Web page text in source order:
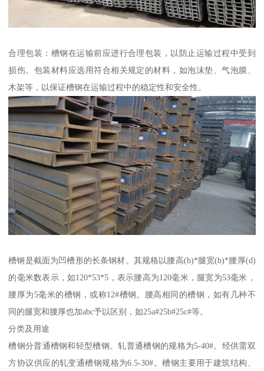
合理包装：槽钢在运输前应进行合理包装，以防止运输过程中受到
损伤。包装材料应选用符合相关规定的材料，如泡沫垫、气泡膜、
木架等，以保证槽钢在运输过程中的稳定性和安全性。
槽钢是截面为凹槽形的长条钢材。其规格以腰高(h)*腿宽(b)*腰厚(d)
的毫米数表示，如120*53*5，表示腰高为120毫米，腿宽为53毫米，
腰厚为5毫米的槽钢，或称12#槽钢。腰高相同的槽钢，如有几种不
同的腿宽和腰厚也加abc予以区别，如25a#25b#25c#等。
分类及用途
槽钢分普通槽钢和轻型槽钢。轧普通槽钢的规格为5-40#。经供需双
方协议供应的轧变通槽钢规格为6.5-30#。槽钢主要用于建筑结构、